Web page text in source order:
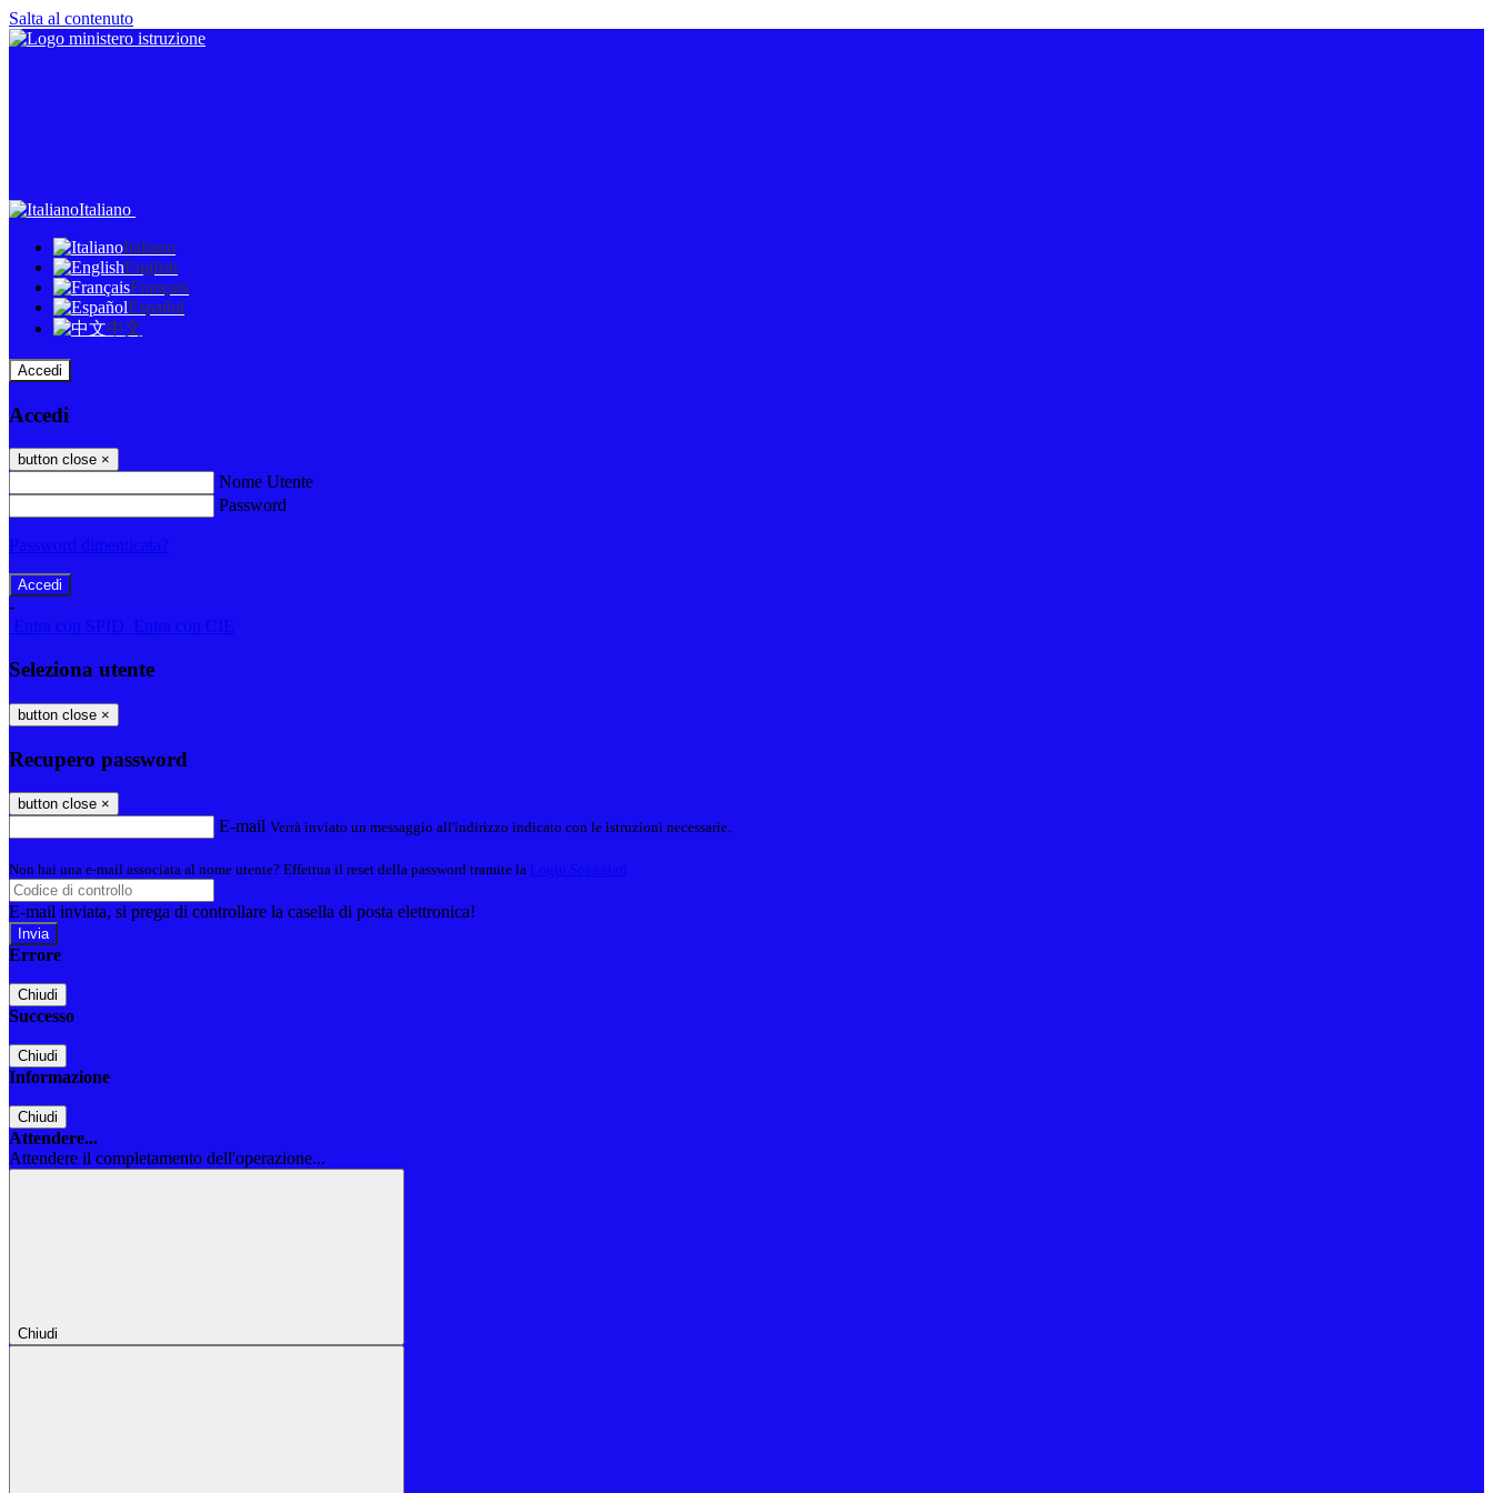
Salta al contenuto
Italiano
Italiano
English
Français
Español
中文
Accedi
Accedi
button close ×
Nome Utente
Password
-
Seleziona utente
button close ×
Recupero password
button close ×
E-mail Verrà inviato un messaggio all'indirizzo indicato con le istruzioni necessarie.
Non hai una e-mail associata al nome utente? Effettua il reset della password tramite la
E-mail inviata, si prega di controllare la casella di posta elettronica!
Errore
Chiudi
Successo
Chiudi
Informazione
Chiudi
Attendere...
Attendere il completamento dell'operazione...
Chiudi